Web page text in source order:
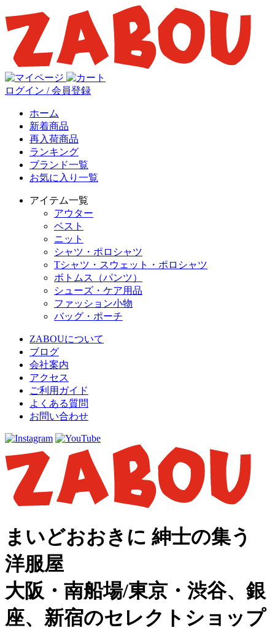
ログイン / 会員登録
ホーム
新着商品
再入荷商品
ランキング
ブランド一覧
お気に入り一覧
アイテム一覧
アウター
ベスト
ニット
シャツ・ポロシャツ
Tシャツ・スウェット・ポロシャツ
ボトムス（パンツ）
シューズ・ケア用品
ファッション小物
バッグ・ポーチ
ZABOUについて
ブログ
会社案内
アクセス
ご利用ガイド
よくある質問
お問い合わせ
まいどおおきに 紳士の集う
洋服屋
大阪・南船場/東京・渋谷、銀
座、新宿のセレクトショップ